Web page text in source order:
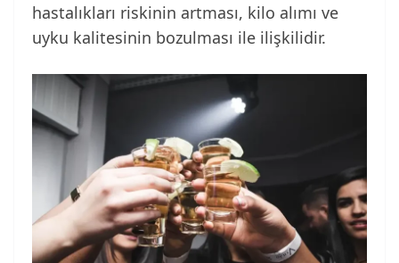
hastalıkları riskinin artması, kilo alımı ve
uyku kalitesinin bozulması ile ilişkilidir.